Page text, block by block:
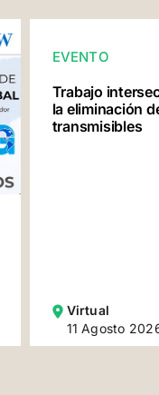
EVENTO
Trabajo
la eliminación
transmisibles
Virtual
11 Agosto